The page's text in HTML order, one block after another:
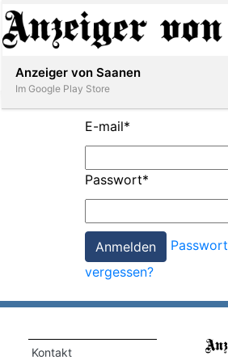
Abonnieren
E-mail*
Passwort*
Passwort
vergessen?
Kontakt
Anzeiger von Saanen
Im Google Play Store